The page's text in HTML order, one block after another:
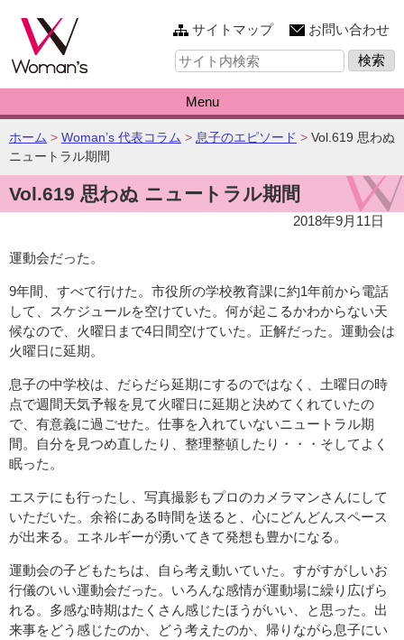
このページの本文へ
サイトマップ
お問い合わせ
サ
イ
内
検
索:
Menu
こ
の
ペ
ー
ジ
位
ホーム > Woman’s 代表コラム > 息子のエピソード > Vol.619 思わぬ
ニュートラル期間
Vol.619 思わぬ ニュートラル期間
2018年9月11日
運動会だった。
9年間、すべて行けた。市役所の学校教育課に約1年前から電話
して、スケジュールを空けていた。何が起こるかわからない天
候なので、火曜日まで4日間空けていた。正解だった。運動会は
火曜日に延期。
息子の中学校は、だらだら延期にするのではなく、土曜日の時
点で週間天気予報を見て火曜日に延期と決めてくれていたの
で、有意義に過ごせた。仕事を入れていないニュートラル期
間。自分を見つめ直したり、整理整頓したり・・・そしてよく
眠った。
エステにも行ったし、写真撮影もプロのカメラマンさんにして
いただいた。余裕にある時間を送ると、心にどんどんスペース
が出来る。エネルギーが湧いてきて発想も豊かになる。
運動会の子どもたちは、自ら考え動いていた。すがすがしいお
行儀のいい運動会だった。いろんな感情が運動場に繰り広げら
れる。多感な時期はたくさん感じたほうがいい、と思った。出
来事をどう感じたのか、どう考えたのか、帰りながら息子にい